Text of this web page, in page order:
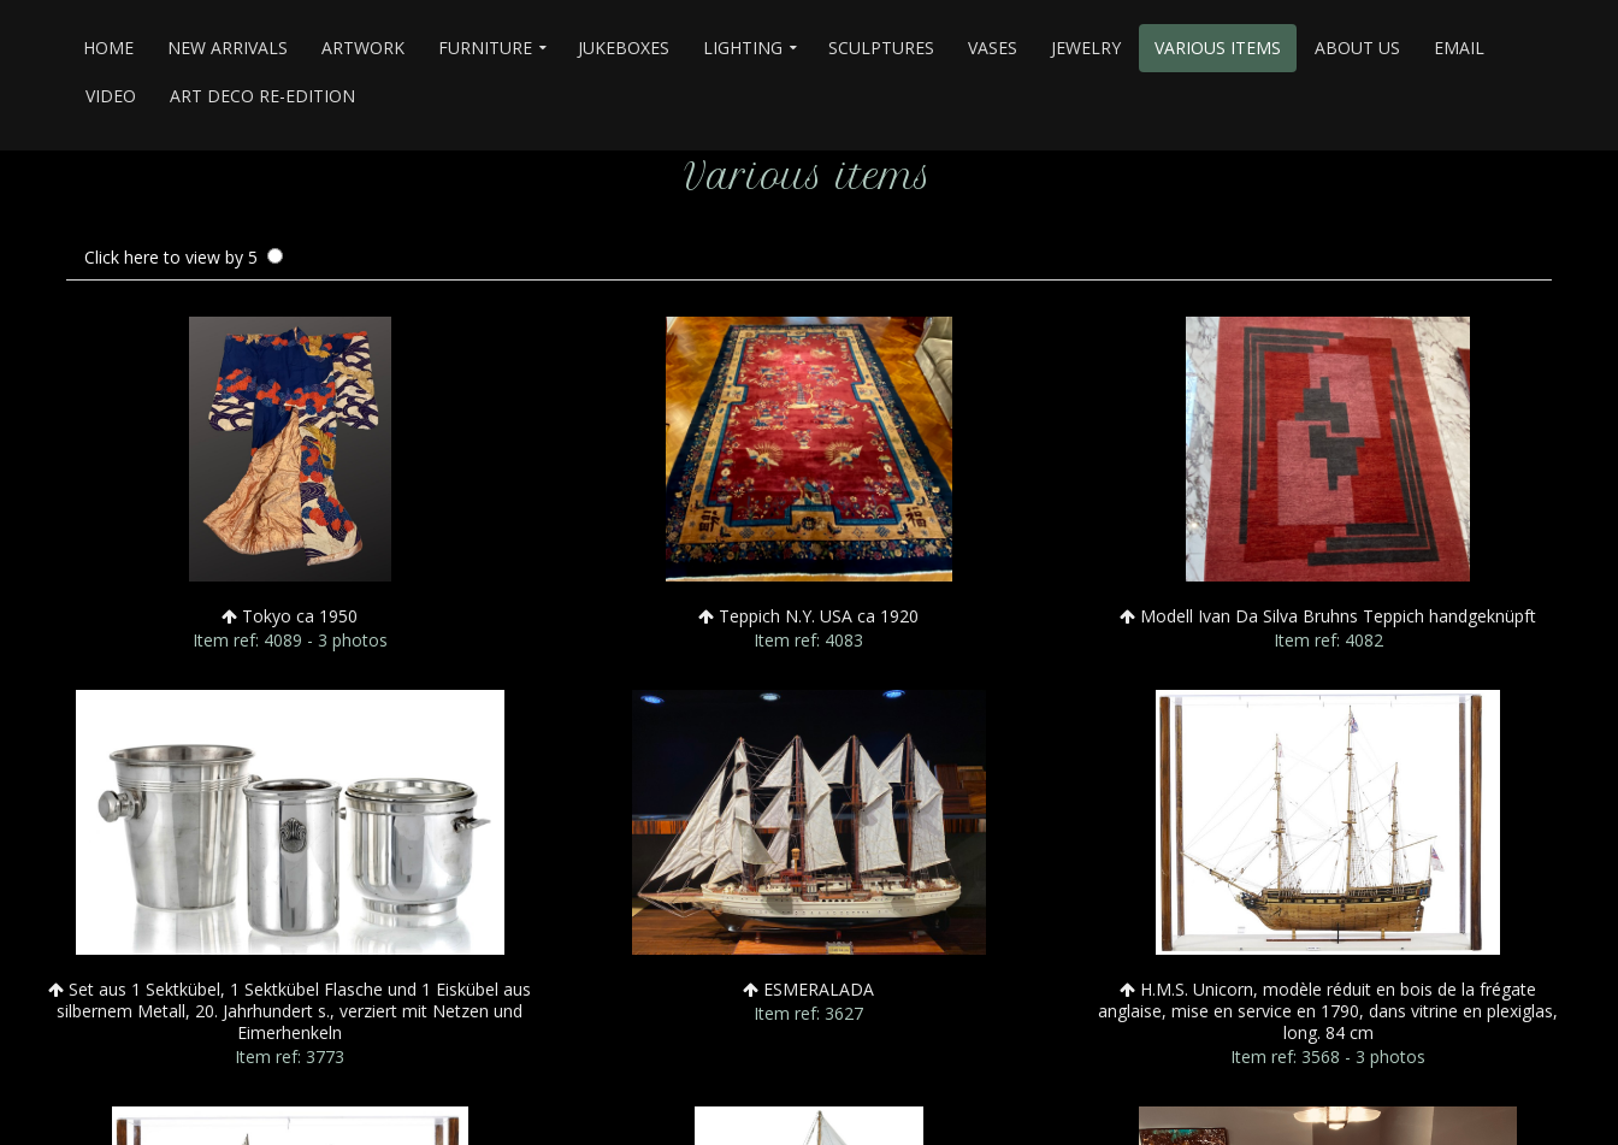
HOME NEW ARRIVALS ARTWORK FURNITURE JUKEBOXES LIGHTING SCULPTURES VASES JEWELRY VARIOUS ITEMS ABOUT US EMAIL
VIDEO ART DECO RE-EDITION
Various items
Click here to view by 5
Tokyo ca 1950
Item ref: 4089 - 3 photos
Teppich N.Y. USA ca 1920
Item ref: 4083
Modell Ivan Da Silva Bruhns Teppich handgeknüpft
Item ref: 4082
Set aus 1 Sektkübel, 1 Sektkübel Flasche und 1 Eiskübel aus
silbernem Metall, 20. Jahrhundert s., verziert mit Netzen und
Eimerhenkeln
Item ref: 3773
ESMERALADA
Item ref: 3627
H.M.S. Unicorn, modèle réduit en bois de la frégate
anglaise, mise en service en 1790, dans vitrine en plexiglas,
long. 84 cm
Item ref: 3568 - 3 photos